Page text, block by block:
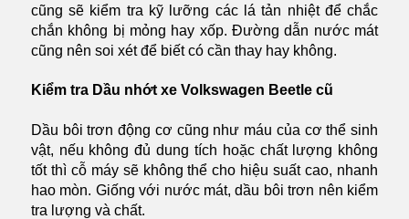
cũng sẽ kiểm tra kỹ lưỡng các lá tản nhiệt để chắc
chắn không bị mỏng hay xốp. Đường dẫn nước mát
cũng nên soi xét để biết có cần thay hay không.
Kiểm tra Dầu nhớt xe Volkswagen Beetle cũ
Dầu bôi trơn động cơ cũng như máu của cơ thể sinh
vật, nếu không đủ dung tích hoặc chất lượng không
tốt thì cỗ máy sẽ không thể cho hiệu suất cao, nhanh
hao mòn. Giống với nước mát, dầu bôi trơn nên kiểm
tra lượng và chất.